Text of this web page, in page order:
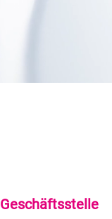
Geschäftsstelle